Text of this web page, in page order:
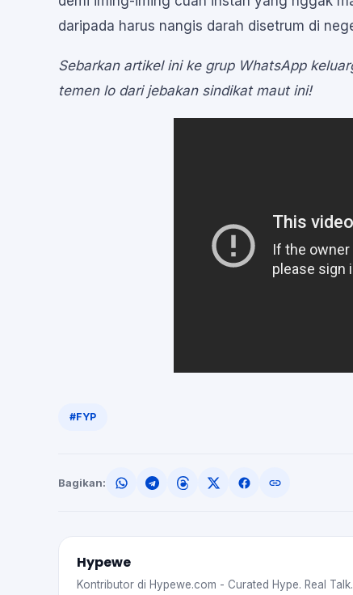
daripada harus nangis darah disetrum di
Sebarkan artikel ini ke grup WhatsApp
temen lo dari jebakan sindikat maut ini!
#FYP
Bagikan:
Hypewe
Kontributor di Hypewe.com - Curated Hype. Real